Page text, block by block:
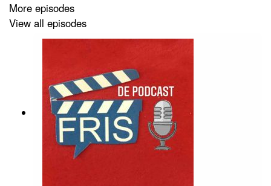
More episodes
View all episodes